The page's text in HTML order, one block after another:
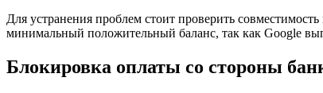
Для устранения проблем стоит проверить
минимальный положительный баланс, так как Google
Блокировка оплаты со стороны